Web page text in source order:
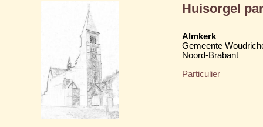
Huisorgel
Almkerk
Gemeente
Noord-Brabant
Particulier